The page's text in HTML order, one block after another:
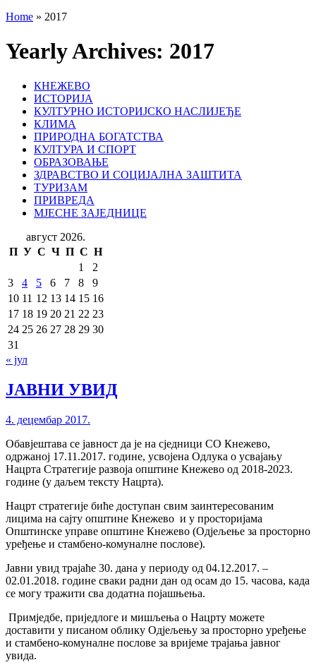
Home » 2017
Yearly Archives: 2017
КНЕЖЕВО
ИСТОРИЈА
КУЛТУРНО ИСТОРИЈСКО НАСЛИЈЕЂЕ
КЛИМА
ПРИРОДНА БОГАТСТВА
КУЛТУРА И СПОРТ
ОБРАЗОВАЊЕ
ЗДРАВСТВО И СОЦИЈАЛНА ЗАШТИТА
ТУРИЗАМ
ПРИВРЕДА
МЈЕСНЕ ЗАЈЕДНИЦЕ
август 2026.
П У С Ч П С Н
1
2
3
4 5 6 7 8
9
10 11 12 13 14 15 16
17 18 19 20 21 22 23
24 25 26 27 28 29 30
31
« јул
ЈАВНИ УВИД
4. децембар 2017.
Обавјештава се јавност да је на сједници СО Кнежево,
одржаној 17.11.2017. године, усвојена Одлука о усвајању
Нацрта Стратегије развоја општине Кнежево од 2018-2023.
године (у даљем тексту Нацрта).
Нацрт стратегије биће доступан свим заинтересованим
лицима на сајту општине Кнежево и у просторијама
Општинске управе општине Кнежево (Одјељење за просторно
уређење и стамбено-комуналне послове).
Јавни увид трајаће 30. дана у периоду од 04.12.2017. –
02.01.2018. године сваки радни дан од осам до 15. часова, када
се могу тражити сва додатна појашњења.
Примједбе, приједлоге и мишљења о Нацрту можете
доставити у писаном облику Одјељењу за просторно уређење
и стамбено-комуналне послове за вријеме трајања јавног
увида.